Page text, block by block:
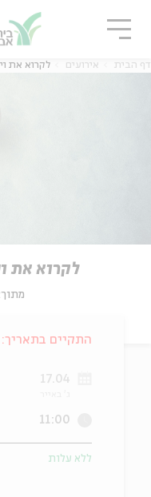
דף הבית אירועים לקרוא את
לקרוא את
מתוך:
התקיים בתאריך:
17.04
11:00
ללא עלות
סגור